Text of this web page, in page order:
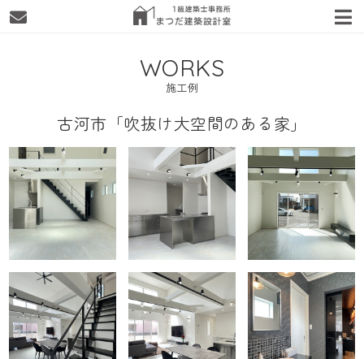
WORKS
施工例
古河市「吹抜け大空間のある家」